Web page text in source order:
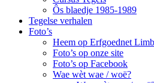
Ôs blaedje 1985-1989
Tegelse verhalen
Foto’s
Heem op Erfgoednet
Foto’s op onze site
Foto’s op Facebook
Wae wèt wae / woë?